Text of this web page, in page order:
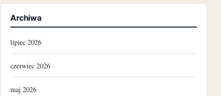
Archiwa
lipiec 2026
czerwiec 2026
maj 2026